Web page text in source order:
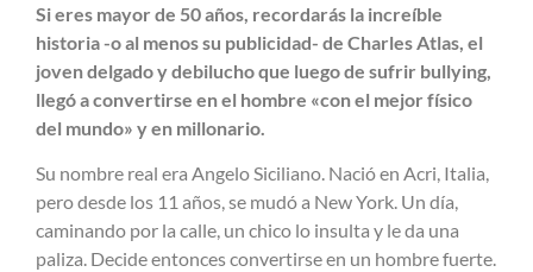
Si eres mayor de 50 años, recordarás la increíble
historia -o al menos su publicidad- de Charles Atlas, el
joven delgado y debilucho que luego de sufrir bullying,
llegó a convertirse en el hombre «con el mejor físico
del mundo» y en millonario.
Su nombre real era Angelo Siciliano. Nació en Acri, Italia,
pero desde los 11 años, se mudó a New York. Un día,
caminando por la calle, un chico lo insulta y le da una
paliza. Decide entonces convertirse en un hombre fuerte.